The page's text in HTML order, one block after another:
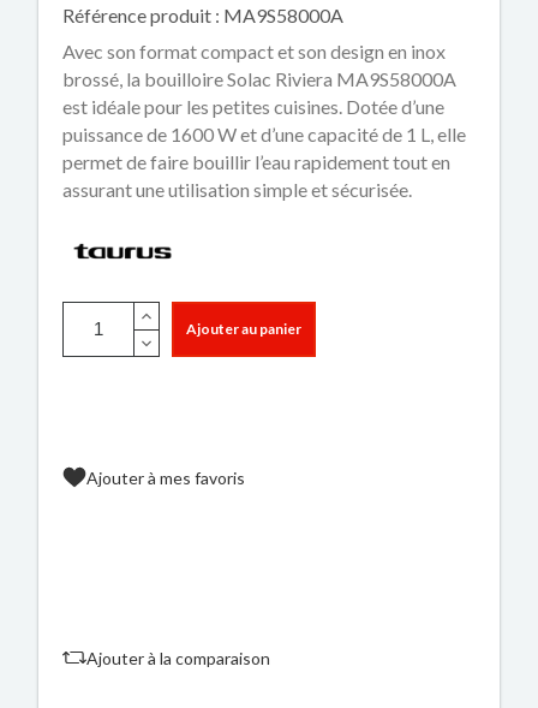
Référence produit : MA9S58000A
Avec son format compact et son design en inox
brossé, la bouilloire Solac Riviera MA9S58000A
est idéale pour les petites cuisines. Dotée d’une
puissance de 1600 W et d’une capacité de 1 L, elle
permet de faire bouillir l’eau rapidement tout en
assurant une utilisation simple et sécurisée.
Ajouter au panier
Ajouter à mes favoris
Ajouter à la comparaison